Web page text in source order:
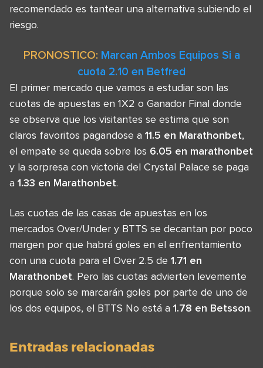
recomendado es tantear una alternativa subiendo el
riesgo.
PRONOSTICO: Marcan Ambos Equipos Si a
cuota 2.10 en Betfred
El primer mercado que vamos a estudiar son las
cuotas de apuestas en 1X2 o Ganador Final donde
se observa que los visitantes se estima que son
claros favoritos pagandose a 11.5 en Marathonbet,
el empate se queda sobre los 6.05 en marathonbet
y la sorpresa con victoria del Crystal Palace se paga
a 1.33 en Marathonbet.
Las cuotas de las casas de apuestas en los
mercados Over/Under y BTTS se decantan por poco
margen por que habrá goles en el enfrentamiento
con una cuota para el Over 2.5 de 1.71 en
Marathonbet. Pero las cuotas advierten levemente
porque solo se marcarán goles por parte de uno de
los dos equipos, el BTTS No está a 1.78 en Betsson.
Entradas relacionadas